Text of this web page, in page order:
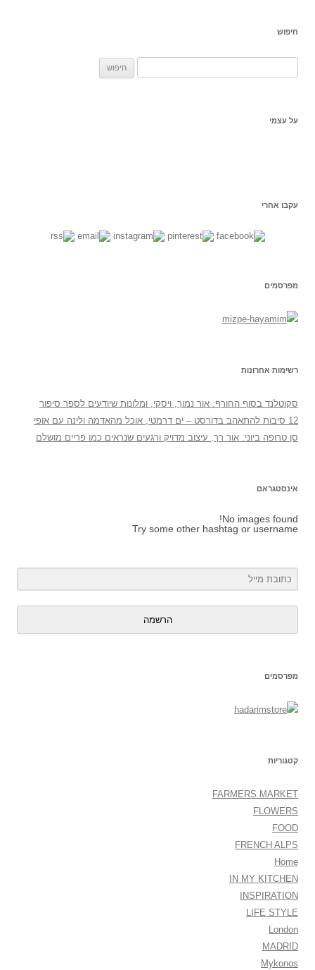
חיפוש
על עצמי
עקבו אחרי
מפרסמים
רשימות אחרונות
סקוטלנד בסוף החורף: אור נמוך, ויסקי, ומלונות שיודעים לספר סיפור
12 סיבות להתאהב בדורסט – ים דרמטי, אוכל מהאדמה ולינה עם אופי
סן טרופה ביוני: אור רך, עיצוב מדויק ורגעים שנראים כמו פריים מושלם
אינסטגראם
No images found!
Try some other hashtag or username
הרשמה
מפרסמים
קטגוריות
FARMERS MARKET
FLOWERS
FOOD
FRENCH ALPS
Home
IN MY KITCHEN
INSPIRATION
LIFE STYLE
London
MADRID
Mykonos